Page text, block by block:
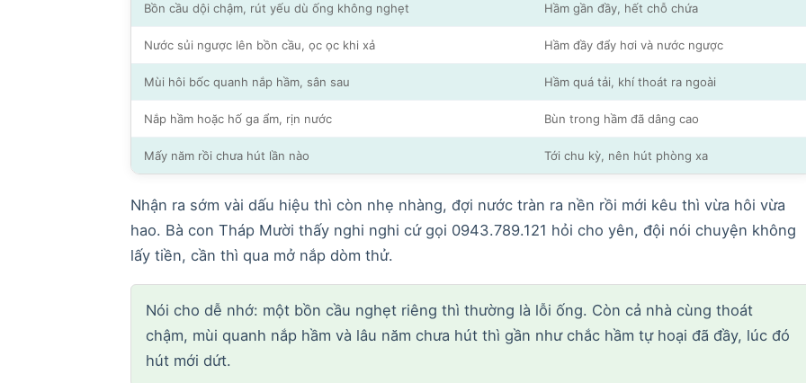
Bồn cầu dội chậm, rút yếu dù ống không nghẹt Hầm gần đầy, hết chỗ chứa
Nước sủi ngược lên bồn cầu, ọc ọc khi xả Hầm đầy đẩy hơi và nước ngược
Mùi hôi bốc quanh nắp hầm, sân sau Hầm quá tải, khí thoát ra ngoài
Nắp hầm hoặc hố ga ẩm, rịn nước Bùn trong hầm đã dâng cao
Mấy năm rồi chưa hút lần nào Tới chu kỳ, nên hút phòng xa
Nhận ra sớm vài dấu hiệu thì còn nhẹ nhàng, đợi nước tràn ra nền rồi mới kêu thì vừa hôi vừa
hao. Bà con Tháp Mười thấy nghi nghi cứ gọi 0943.789.121 hỏi cho yên, đội nói chuyện không
lấy tiền, cần thì qua mở nắp dòm thử.
Nói cho dễ nhớ: một bồn cầu nghẹt riêng thì thường là lỗi ống. Còn cả nhà cùng thoát
chậm, mùi quanh nắp hầm và lâu năm chưa hút thì gần như chắc hầm tự hoại đã đầy, lúc đó
hút mới dứt.